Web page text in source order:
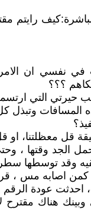
رايتم
نفسي ان
؟؟؟
حيرتي التي
المسافات وتبذل
قل معظلتنا،
الجد وقتها ،
وقد توسطها
كمن اصابه مس ،
عودة الرقم
هناك مقترح